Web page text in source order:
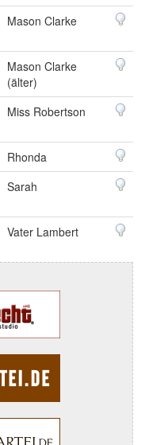
Mason Clarke
Mason Clarke
(älter)
Miss Robertson
Rhonda
Sarah
Vater Lambert